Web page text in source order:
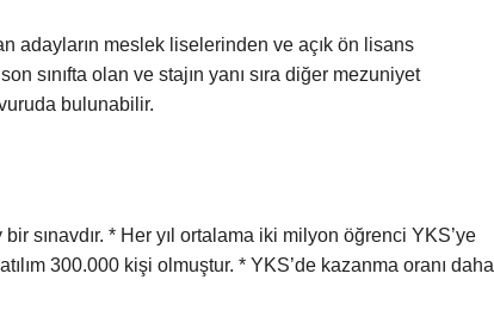
adayların meslek liselerinden ve açık ön lisans
sınıfta olan ve stajın yanı sıra diğer mezuniyet
bulunabilir.
sınavdır. * Her yıl ortalama iki milyon öğrenci YKS’ye
300.000 kişi olmuştur. * YKS’de kazanma oranı daha